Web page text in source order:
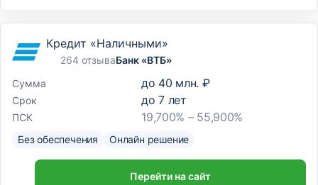
Кредит «Наличными»
264 отзываБанк «ВТБ»
Сумма
до 40 млн. ₽
Срок до7лет
ПСК 19,700% – 55,900%
Без обеспечения Онлайн решение
Перейти на сайт